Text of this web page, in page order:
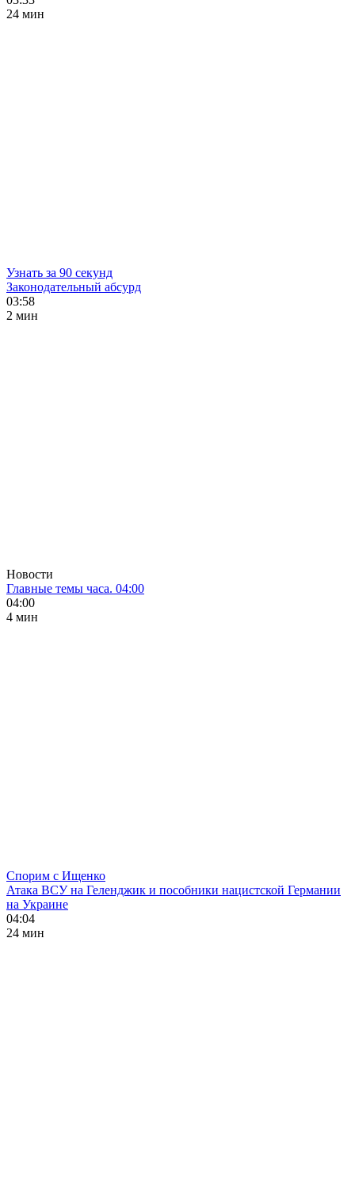
24 мин
Узнать за 90 секунд
Законодательный абсурд
03:58
2 мин
Новости
Главные темы часа. 04:00
04:00
4 мин
Спорим с Ищенко
Атака ВСУ на Геленджик и пособники нацистской Германии
на Украине
04:04
24 мин